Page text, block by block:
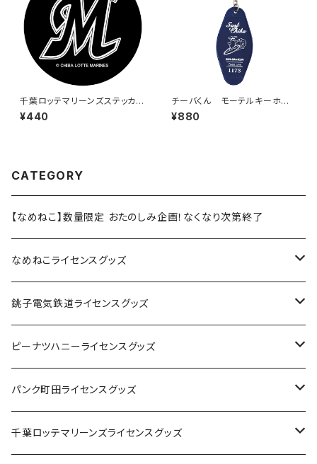
千葉ロッテマリーンズステッカー
6
¥440
チーバくん モーテルキーホル
ダー design3
¥880
CATEGORY
【なめねこ】数量限定 おたのしみ企画！なくなり次第終了
なめねこライセンスグッズ
Tシャツ
キャップ
ステッカー
缶バッジ
銚子電気鉄道ライセンスグッズ
ステッカー
缶バッジ
アクリルキーホルダー
ピーナツハニーライセンスグッズ
Tシャツ
キャップ
パンク町田ライセンスグッズ
Tシャツ
千葉ロッテマリーンズライセンスグッズ